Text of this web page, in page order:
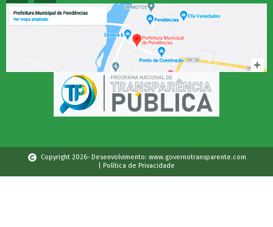
Copyright 2026- Desenvolvimento: www.governotransparente.com
| Política de Privacidade